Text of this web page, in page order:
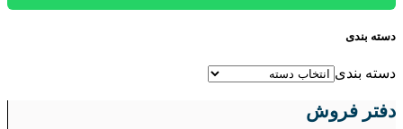
دسته بندی
دسته بندی
دفتر فروش